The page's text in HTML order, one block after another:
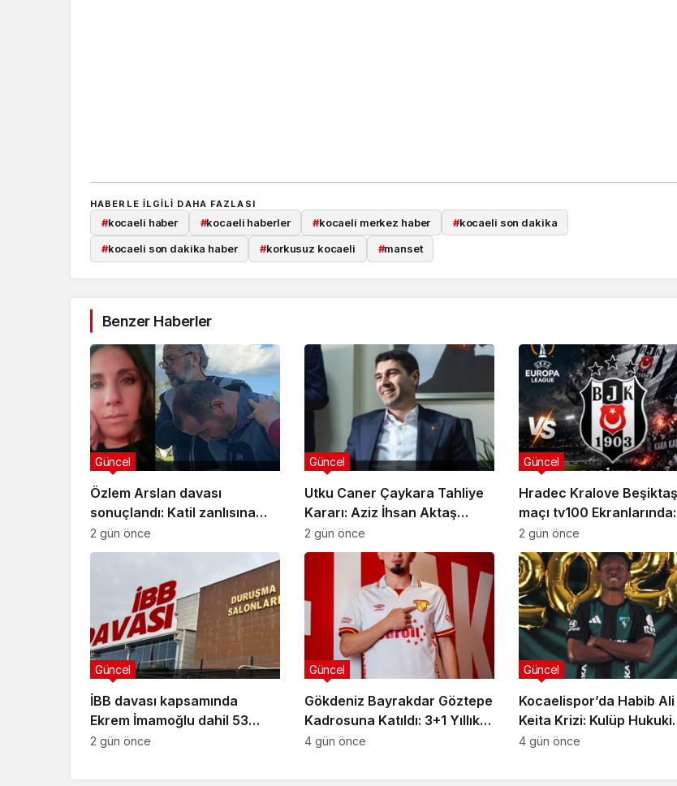
HABERLE ILGILI DAHA FAZLASI
#kocaeli haber #kocaeli haberler #kocaeli merkez haber #kocaeli son dakika
#kocaeli son dakika haber #korkusuz kocaeli #manset
Benzer Haberler
Özlem Arslan davası
sonuçlandı: Katil zanlısına
indirimsiz ağırlaştırılmış
müebbet hapis cezası verildi
Güncel
2 gün önce
Utku Caner Çaykara Tahliye
Kararı: Aziz İhsan Aktaş
Davasında Yeni Gelişme
Güncel
2 gün önce
Hradec Kralove Beşiktaş
maçı tv100
Karşılaşmanın Detayları
Güncel
2 gün önce
İBB davası kapsamında
Ekrem İmamoğlu dahil 53
sanığın tutukluluğuna devam
Güncel
2 gün önce
Gökdeniz Bayrakdar Göztepe
Kadrosuna Katıldı: 3+1 Yıllık
Anlaşma
Güncel
4 gün önce
Kocaelispor’da Habib Ali
Keita Krizi: Kulüp Hukuki
Süreç Başlatıyor
Güncel
4 gün önce